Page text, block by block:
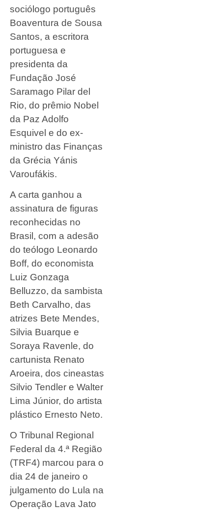
sociólogo português
Boaventura de Sousa
Santos, a escritora
portuguesa e
presidenta da
Fundação José
Saramago Pilar del
Rio, do prêmio Nobel
da Paz Adolfo
Esquivel e do ex-
ministro das Finanças
da Grécia Yánis
Varoufákis.
A carta ganhou a
assinatura de figuras
reconhecidas no
Brasil, com a adesão
do teólogo Leonardo
Boff, do economista
Luiz Gonzaga
Belluzzo, da sambista
Beth Carvalho, das
atrizes Bete Mendes,
Silvia Buarque e
Soraya Ravenle, do
cartunista Renato
Aroeira, dos cineastas
Silvio Tendler e Walter
Lima Júnior, do artista
plástico Ernesto Neto.
O Tribunal Regional
Federal da 4.ª Região
(TRF4) marcou para o
dia 24 de janeiro o
julgamento do Lula na
Operação Lava Jato